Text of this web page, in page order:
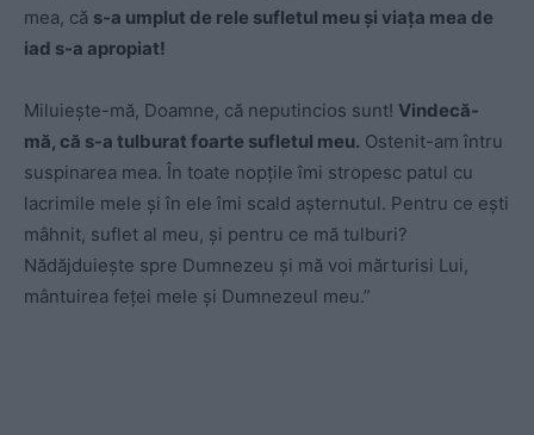
mea, că s-a umplut de rele sufletul meu şi viaţa mea de
iad s-a apropiat!
Miluieşte-mă, Doamne, că ne­pu­tincios sunt! Vindecă-
mă, că s-a tulburat foarte su­fle­tul meu. Ostenit-am întru
suspinarea mea. În toate nop­ţile îmi stropesc patul cu
lacrimile mele şi în ele îmi scald aşternutul. Pentru ce eşti
mâhnit, suflet al meu, şi pentru ce mă tulburi?
Nădăjduieşte spre Dumnezeu şi mă voi mărturisi Lui,
mântuirea feţei mele şi Dumnezeul meu.”